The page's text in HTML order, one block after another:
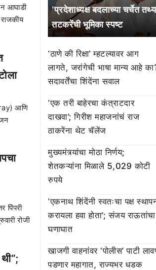
आघाडी
आणि
पिंपरी
रोजी
‘प्रदेशाध्यक्ष बदलाच्या चर्चेत
तटकरेंची भूमिका स्पष्ट
‘ठाणे की रिक्षा’ म्हटल्यावर आग
लागते, जरांगेची भाषा मान्य आहे
सदावर्तेंचा शिंदेंना सवाल
‘एक तरी बाहेरचा कंत्राटदार
दाखवा’; गिरीश महाजनांचं राज
ठाकरेंना थेट चॅलेंज
मुख्यमंत्र्यांचा मोठा निर्णय;
शेतकऱ्यांना मिळाले 5,029 कोटी
रुपये
‘एकनाथ शिंदेंनी स्वतःचा पक्ष
करायला हवा होता’; संजय राऊतांचा
घणाघात
खाजगी वाहनांवर ‘पोलीस’ पाटी
पडणार महागात, राज्यभर धडक